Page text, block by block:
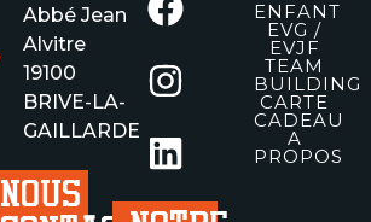
Abbé Jean
Alvitre
19100
BRIVE-LA-
GAILLARDE
NOUS
ENFANT
EVG /
EVJF
TEAM
BUILDING
CARTE
CADEAU
A
PROPOS